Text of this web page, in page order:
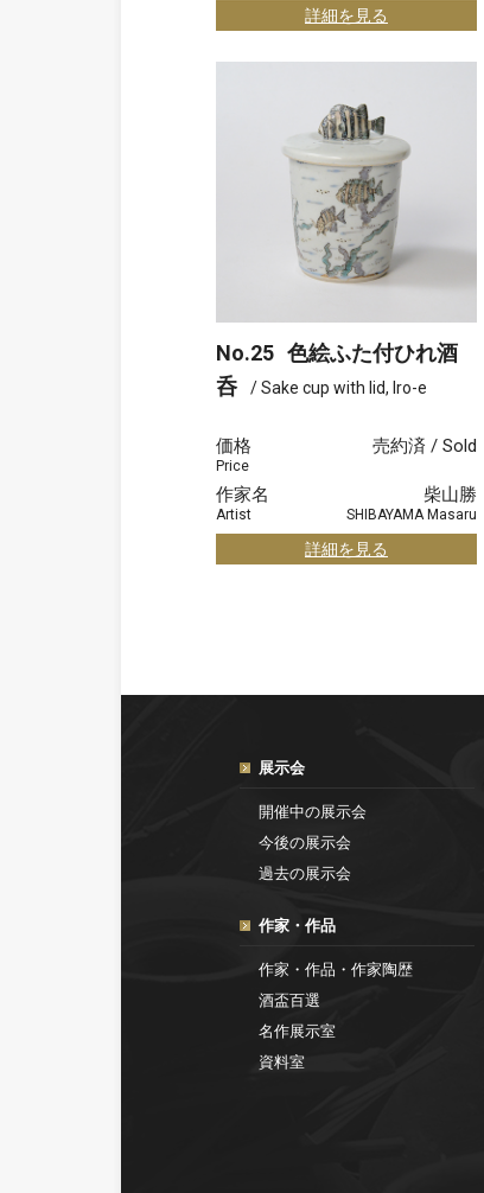
詳細を見る
No.25 色絵ふた付ひれ酒
呑
/ Sake cup with lid, Iro-e
価格
Price
売約済 / Sold
作家名
Artist
柴山勝
SHIBAYAMA Masaru
詳細を見る
展示会
開催中の展示会
今後の展示会
過去の展示会
作家・作品
作家・作品・作家陶歴
酒盃百選
名作展示室
資料室